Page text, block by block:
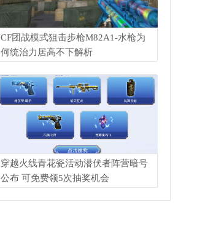
CF团战模式狙击步枪M82A1-水枪为
何统治力居高不下解析
穿越火线青花瓷活动潜伏者阵营暗号
公布 可免费领5次抽奖机会